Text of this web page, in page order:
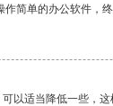
简单的办公软件，
以适当降低一些，这